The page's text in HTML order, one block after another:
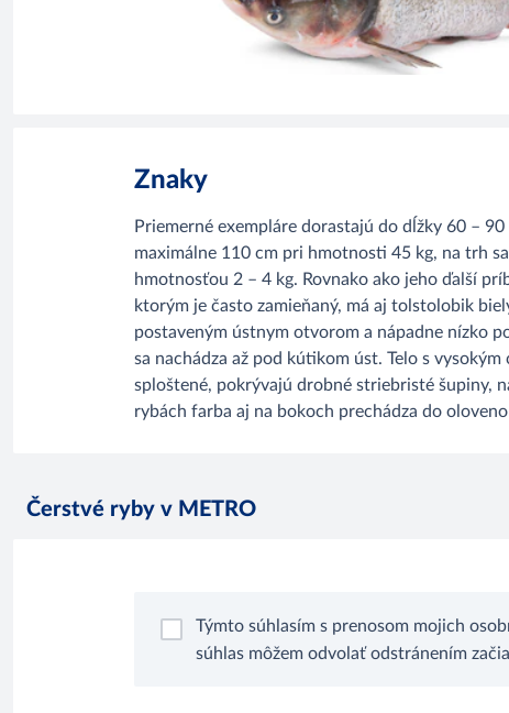
Znaky
Priemerné exempláre dorastajú do dĺžky 60 –
maximálne 110 cm pri hmotnosti 45 kg, na trh
hmotnosťou 2 – 4 kg. Rovnako ako jeho ďalší
ktorým je často zamieňaný, má aj tolstolobik
postaveným ústnym otvorom a nápadne nízko
sa nachádza až pod kútikom úst. Telo s
sploštené, pokrývajú drobné striebristé šupiny,
rybách farba aj na bokoch prechádza do
Čerstvé ryby v METRO
Týmto súhlasím s prenosom mojich
súhlas môžem odvolať odstránením